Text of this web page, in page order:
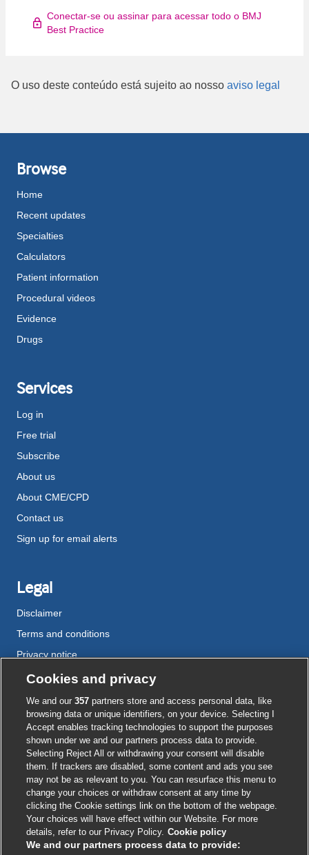
Conectar-se ou assinar para acessar todo o BMJ
Best Practice
O uso deste conteúdo está sujeito ao nosso aviso legal
Browse
Home
Recent updates
Specialties
Calculators
Patient information
Procedural videos
Evidence
Drugs
Services
Log in
Free trial
Subscribe
About us
About CME/CPD
Contact us
Sign up for email alerts
Legal
Disclaimer
Terms and conditions
Privacy notice
Cookie policy
Accessibility
External
link
opens
in
a
new
window
External
link
opens
in
a
new
window
External
link
opens
in
a
new
window
External
link
opens
in
a
new
window
External
link
opens
in
a
new
window
© BMJ Publishing Group 2026
ISSN 2515-9615
Cookies and privacy
We and our357 partners store and access personal data, like
browsing data or unique identifiers, on your device. Selecting I
Accept enables tracking technologies to support the purposes
shown under we and our partners process data to provide.
Selecting Reject All or withdrawing your consent will disable
them. If trackers are disabled, some content and ads you see
may not be as relevant to you. You can resurface this menu to
change your choices or withdraw consent at any time by
clicking the Cookie settings link on the bottom of the webpage.
Your choices will have effect within our Website. For more
details, refer to our Privacy Policy. Cookie policy
We and our partners process data to provide: